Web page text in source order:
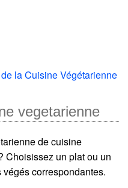
la Cuisine Végétarienne
vegetarienne
de cuisine
Choisissez un plat ou un
correspondantes.